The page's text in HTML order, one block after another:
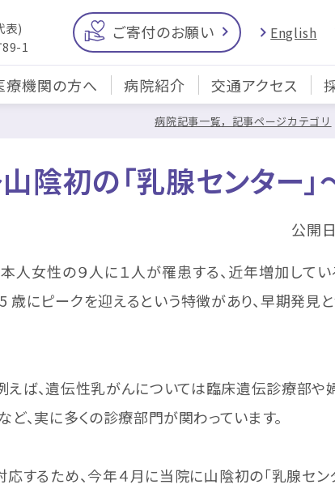
表)
1
ご寄付のお願い English
療機関の方へ 病院紹介 交通アクセス
病院記事一覧，記事ページカテゴリ
陰初の「乳腺センター」
公開
女性の９人に１人が罹患する、近年増加してい
歳にピークを迎えるという特徴があり、早期発見
ば、遺伝性乳がんについては臨床遺伝診療部や
、実に多くの診療部門が関わっています。
るため、今年４月に当院に山陰初の「乳腺セン